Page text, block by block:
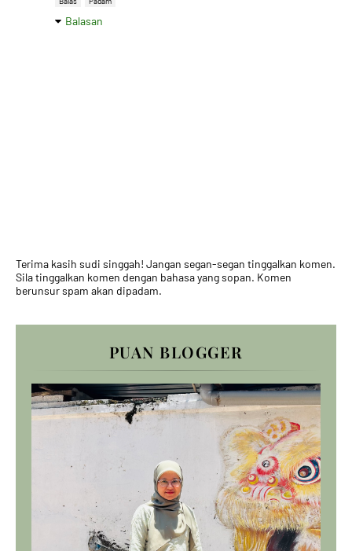
Balasan
Terima kasih sudi singgah! Jangan segan-segan tinggalkan komen.
Sila tinggalkan komen dengan bahasa yang sopan. Komen
berunsur spam akan dipadam.
PUAN BLOGGER